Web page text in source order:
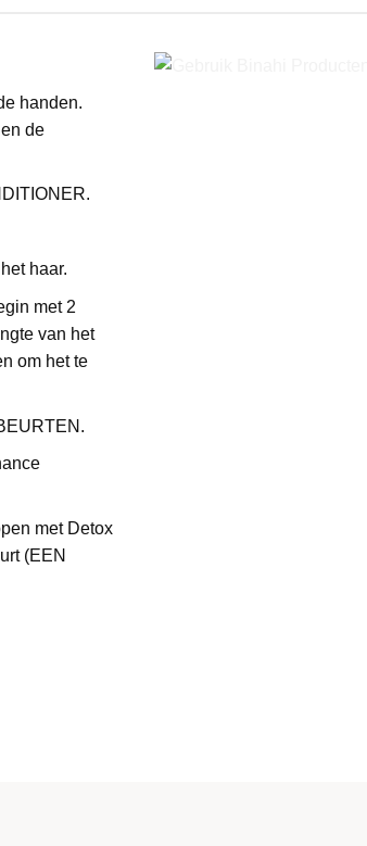
handen.
de
haar.
met 2
van het
om het te
met Detox
(EEN